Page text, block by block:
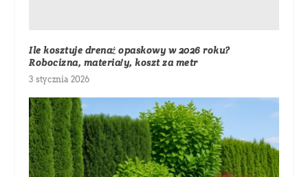
Ile kosztuje drenaż opaskowy w 2026 roku?
Robocizna, materiały, koszt za metr
3 stycznia 2026